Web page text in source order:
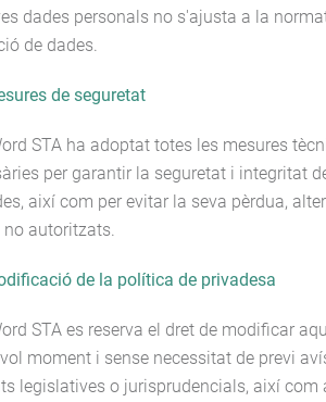
dades personals no s'ajusta a la
de dades.
de seguretat
STA ha adoptat totes les mesures
per garantir la seguretat i integritat
així com per evitar la seva pèrdua,
no autoritzats.
de la política de privadesa
STA es reserva el dret de modificar
moment i sense necessitat de previ
legislatives o jurisprudencials, així com